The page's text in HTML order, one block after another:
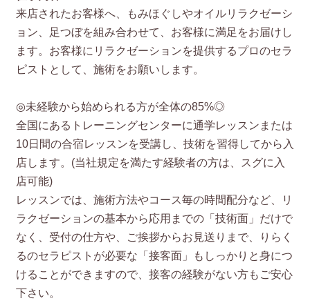
来店されたお客様へ、もみほぐしやオイルリラクゼーシ
ョン、足つぼを組み合わせて、お客様に満足をお届けし
ます。お客様にリラクゼーションを提供するプロのセラ
ピストとして、施術をお願いします。
◎未経験から始められる方が全体の85%◎
全国にあるトレーニングセンターに通学レッスンまたは
10日間の合宿レッスンを受講し、技術を習得してから入
店します。(当社規定を満たす経験者の方は、スグに入
店可能)
レッスンでは、施術方法やコース毎の時間配分など、リ
ラクゼーションの基本から応用までの「技術面」だけで
なく、受付の仕方や、ご挨拶からお見送りまで、りらく
るのセラピストが必要な「接客面」もしっかりと身につ
けることができますので、接客の経験がない方もご安心
下さい。